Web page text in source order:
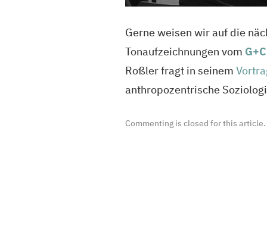
Gerne weisen wir auf die
Tonaufzeichnungen vom
Roßler fragt in seinem
anthropozentrische
Commenting is closed for this article.